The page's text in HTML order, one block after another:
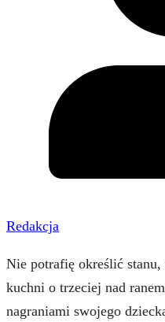
Redakcja
Nie potrafię określić
kuchni o trzeciej nad
nagraniami swojego